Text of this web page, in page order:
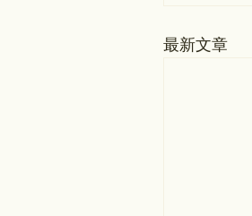
最新文章